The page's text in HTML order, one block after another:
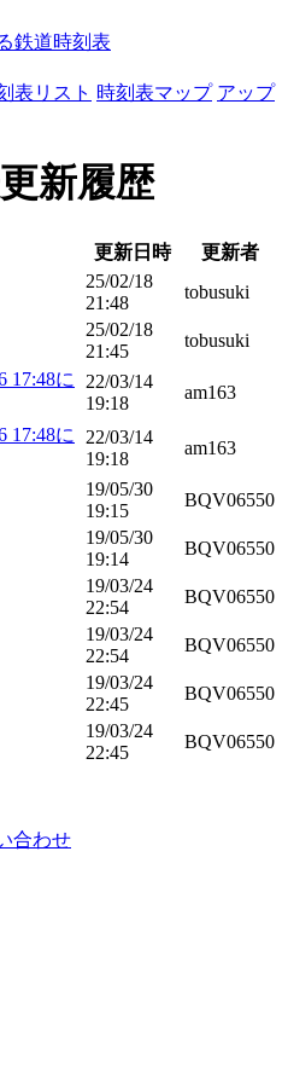
鉄道時刻表
表リスト 時刻表マップ アップ
新履歴
更新日時
更新者
25/02/18
21:48
tobusuki
25/02/18
21:45
tobusuki
17:48に
22/03/14
19:18
am163
17:48に
22/03/14
19:18
am163
19/05/30
19:15
BQV06550
19/05/30
19:14
BQV06550
19/03/24
22:54
BQV06550
19/03/24
22:54
BQV06550
19/03/24
22:45
BQV06550
19/03/24
22:45
BQV06550
合わせ